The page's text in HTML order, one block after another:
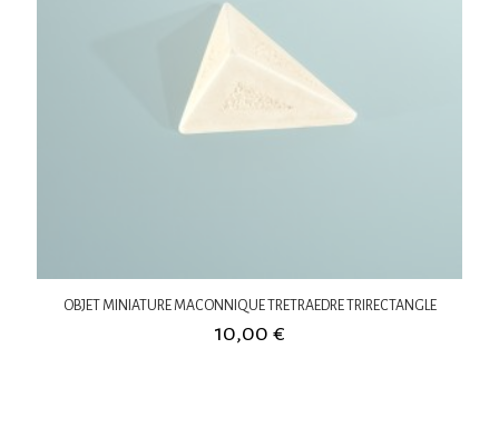
OBJET MINIATURE MACONNIQUE TRETRAEDRE TRIRECTANGLE
10,00 €